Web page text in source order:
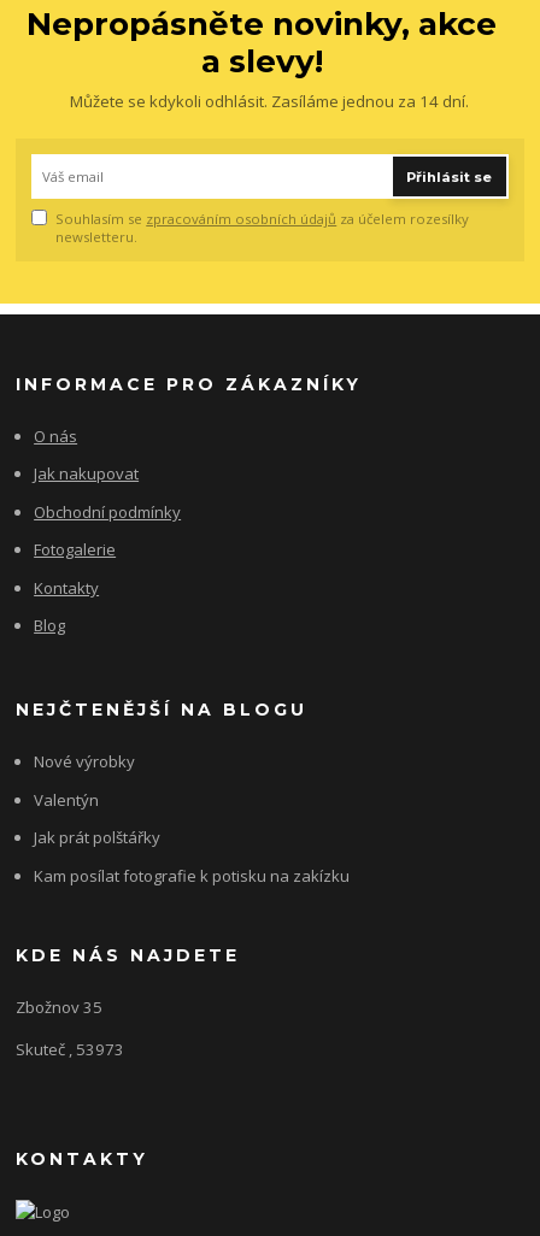
Nepropásněte novinky, akce
a slevy!
Můžete se kdykoli odhlásit. Zasíláme jednou za 14 dní.
Přihlásit se
Souhlasím se zpracováním osobních údajů za účelem rozesílky
newsletteru.
INFORMACE PRO ZÁKAZNÍKY
O nás
Jak nakupovat
Obchodní podmínky
Fotogalerie
Kontakty
Blog
NEJČTENĚJŠÍ NA BLOGU
Nové výrobky
Valentýn
Jak prát polštářky
Kam posílat fotografie k potisku na zakízku
KDE NÁS NAJDETE
Zbožnov 35
Skuteč , 53973
KONTAKTY